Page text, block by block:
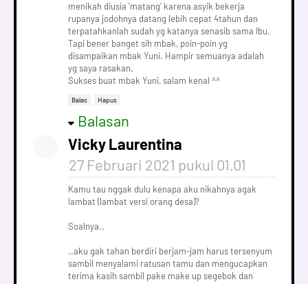
menikah diusia 'matang' karena asyik bekerja
rupanya jodohnya datang lebih cepat 4tahun dan
terpatahkanlah sudah yg katanya senasib sama Ibu.
Tapi bener banget sih mbak, poin-poin yg
disampaikan mbak Yuni. Hampir semuanya adalah
yg saya rasakan.
Sukses buat mbak Yuni, salam kenal ^^
Balas Hapus
Balasan
Vicky Laurentina
27 Februari 2021 pukul 01.01
Kamu tau nggak dulu kenapa aku nikahnya agak
lambat (lambat versi orang desa)?
Soalnya..
..aku gak tahan berdiri berjam-jam harus tersenyum
sambil menyalami ratusan tamu dan mengucapkan
terima kasih sambil pake make up segebok dan